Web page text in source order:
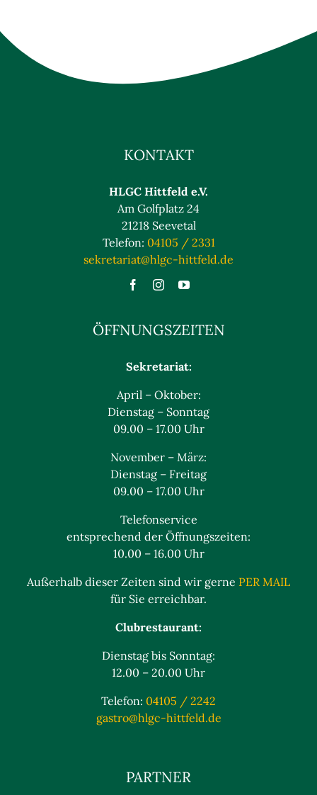
KONTAKT
HLGC Hittfeld e.V.
Am Golfplatz 24
21218 Seevetal
Telefon: 04105 / 2331
sekretariat@hlgc-hittfeld.de
ÖFFNUNGSZEITEN
Sekretariat:
April – Oktober:
Dienstag – Sonntag
09.00 – 17.00 Uhr
November – März:
Dienstag – Freitag
09.00 – 17.00 Uhr
Telefonservice
entsprechend der Öffnungszeiten:
10.00 – 16.00 Uhr
Außerhalb dieser Zeiten sind wir gerne PER MAIL
für Sie erreichbar.
Clubrestaurant:
Dienstag bis Sonntag:
12.00 – 20.00 Uhr
Telefon: 04105 / 2242
gastro@hlgc-hittfeld.de
PARTNER